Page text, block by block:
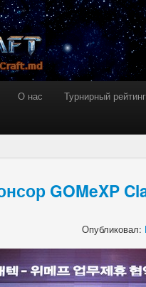
О нас Турнирный рейтинг
GOMeXP
Опубликовал: